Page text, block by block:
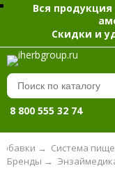
Вся продукция
Скидки и
8 800 555 32 74
→ Система
Бренды →